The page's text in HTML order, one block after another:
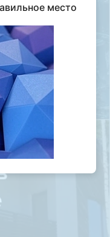
место